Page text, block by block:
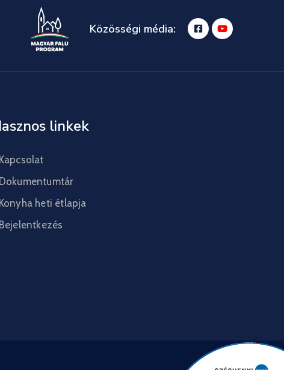
Közösségi média:
linkek
Kapcsolat
Dokumentumtár
Konyha heti étlapja
Bejelentkezés